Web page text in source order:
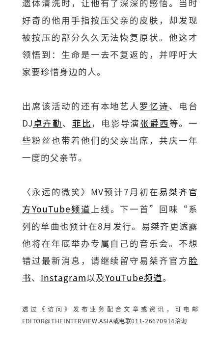
遗体清洗时，让他有了深深的感悟。当时
好奇的他用手指按压父亲的皮肤，却发现
被按压的部分久久无法恢复原状。他这才
领悟到：生命是一去不复返的，并呼吁大
家要珍惜身边的人。
出席该活动的还有本地艺人罗忆诗、电台
DJ卓卉勤、 菲比 ，电影导演张爵西等。一
些粉丝也带着他们的父亲出席，共庆一年
一度的父亲节。
〈永远的微笑〉MV预计7月初在易桀齐官
方YouTube频道上线。下一首”回味“系
列的单曲也预计在8月发行。易桀齐更透露
他将在年底举办专属自己的音乐会。不想
错过最新消息，请继续留守易桀齐官方脸
书、 Instagram以及YouTube频道。
透过《访问》发布业务配合文章或资讯，可电邮
EDITOR@THEINTERVIEW.ASIA或电联011-26670914洽询